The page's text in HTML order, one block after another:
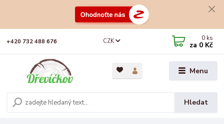
Menu
CZK
Hledat
+420 732 488 676 0 ks
za 0 Kč